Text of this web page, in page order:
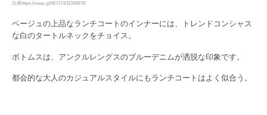
出典https://wear.jp/067174/11506879/
ベージュの上品なランチコートのインナーには、トレンドコンシャス
な白のタートルネックをチョイス。
ボトムスは、アンクルレングスのブルーデニムが洒脱な印象です。
都会的な大人のカジュアルスタイルにもランチコートはよく似合う。